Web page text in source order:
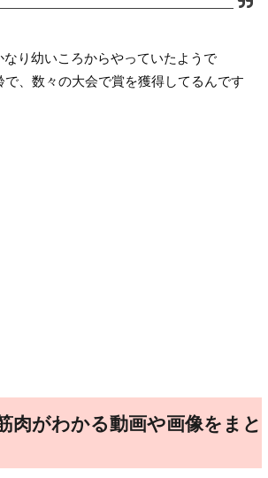
り幼いころからやっていたようで
で、数々の大会で賞を獲得してるんです
肉がわかる動画や画像をまと